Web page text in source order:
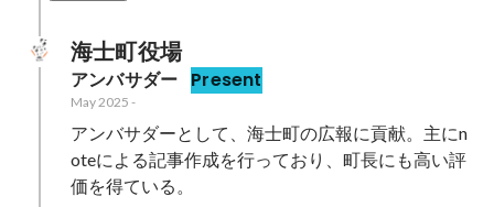
海士町役場
アンバサダー Present
May 2025 -
アンバサダーとして、海士町の広報に貢献。主にn
oteによる記事作成を行っており、町長にも高い評
価を得ている。